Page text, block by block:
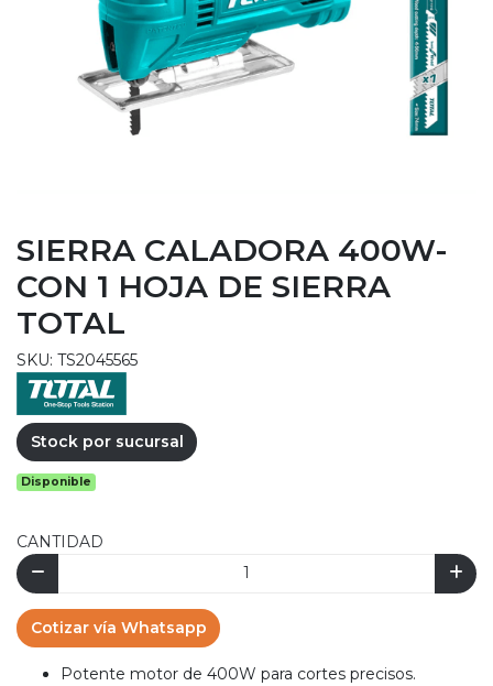
SIERRA CALADORA 400W-
CON 1 HOJA DE SIERRA
TOTAL
SKU: TS2045565
Stock por sucursal
Disponible
CANTIDAD
Cotizar vía Whatsapp
Potente motor de 400W para cortes precisos.